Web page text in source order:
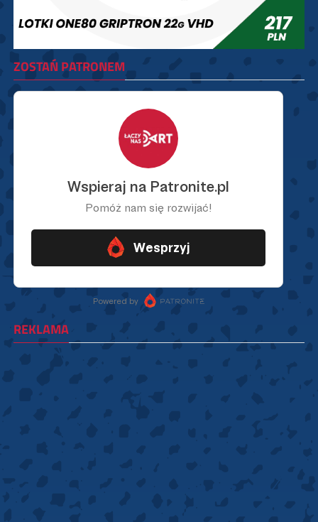
ZOSTAŃ PATRONEM
REKLAMA